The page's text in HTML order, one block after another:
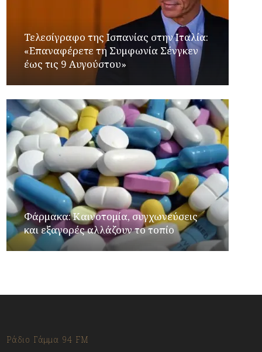
Τελεσίγραφο της Ισπανίας στην Ιταλία:
«Επαναφέρετε τη Συμφωνία Σένγκεν
έως τις 9 Αυγούστου»
Φάρμακα: Καινοτομία, συγχωνεύσεις
και εξαγορές αλλάζουν το τοπίο
Ράδιο Γάμμα 94 FM